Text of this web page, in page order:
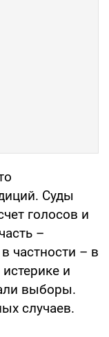
Суды
голосов и
–
частности – в
и
выборы.
случаев.